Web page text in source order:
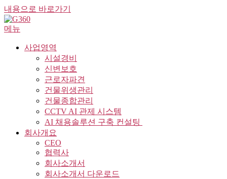
내용으로 바로가기
메뉴
사업영역
시설경비
신변보호
근로자파견
건물위생관리
건물종합관리
CCTV AI 관제 시스템
AI 채용솔루션 구축 컨설팅 ​
회사개요
CEO
협력사
회사소개서
회사소개서 다운로드